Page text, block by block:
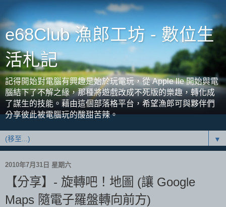
e68Club 漁郎工坊 - 數位生
活札記
記得開始對電腦有興趣是始於玩電玩，從 Apple IIe 開始與電
腦結下了不解之緣，那種將遊戲改成不死版的樂趣，轉化成
了謀生的技能。藉由這個部落格平台，希望漁郎可與夥伴們
分享彼此被電腦玩的酸甜苦辣。
▼
2010年7月31日 星期六
【分享】- 旋轉吧！地圖 (讓 Google
Maps 隨電子羅盤轉向前方)